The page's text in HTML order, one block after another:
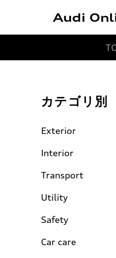
Audi
カテゴリ別
Exterior
Interior
Transport
Utility
Safety
Car care